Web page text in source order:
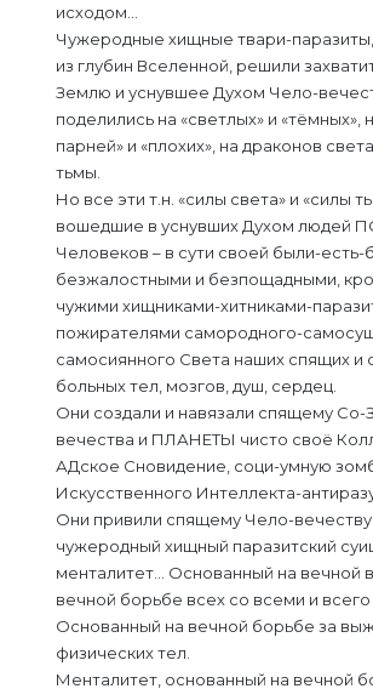
исходом…
Чужеродные хищные твари-
из глубин Вселенной, решили
Землю и уснувшее Духом Чело-
поделились на «светлых» и «тёмных»,
парней» и «плохих», на драконов
тьмы.
Но все эти т.н. «силы света» и «силы
вошедшие в уснувших Духом людей
Человеков – в сути своей были-есть-
безжалостными и безпощадными,
чужими хищниками-хитниками-
пожирателями самородного-
самосиянного Света наших спящих и
больных тел, мозгов, душ, сердец.
Они создали и навязали спящему
вечества и ПЛАНЕТЫ чисто своё
АДское Сновидение, соци-умную
Искусственного Интеллекта-
Они привили спящему Чело-вечеству
чужеродный хищный паразитский
менталитет… Основанный на вечной
вечной борьбе всех со всеми и всего
Основанный на вечной борьбе за
физических тел.
Менталитет, основанный на вечной